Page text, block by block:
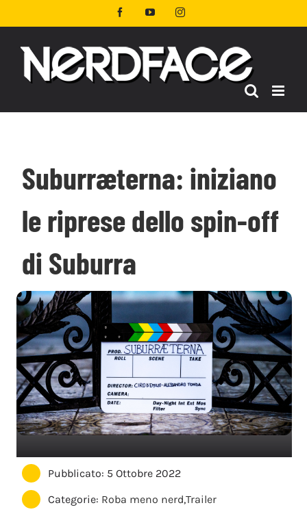
al
FacebookYouTubeInstagram
Suburræterna: iniziano
le riprese dello spin-off
di Suburra
Pubblicato: 5 Ottobre 2022
Categorie: Roba meno nerd,Trailer